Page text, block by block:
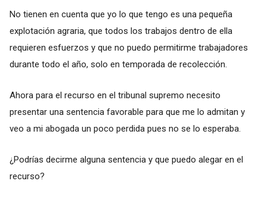
No tienen en cuenta que yo lo que tengo es una pequeña
explotación agraria, que todos los trabajos dentro de ella
requieren esfuerzos y que no puedo permitirme trabajadores
durante todo el año, solo en temporada de recolección.
Ahora para el recurso en el tribunal supremo necesito
presentar una sentencia favorable para que me lo admitan y
veo a mi abogada un poco perdida pues no se lo esperaba.
¿Podrías decirme alguna sentencia y que puedo alegar en el
recurso?